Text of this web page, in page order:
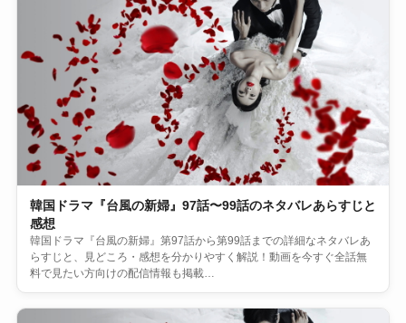
韓国ドラマ『台風の新婦』97話〜99話のネタバレあらすじと
感想
韓国ドラマ『台風の新婦』第97話から第99話までの詳細なネタバレあ
らすじと、見どころ・感想を分かりやすく解説！動画を今すぐ全話無
料で見たい方向けの配信情報も掲載…